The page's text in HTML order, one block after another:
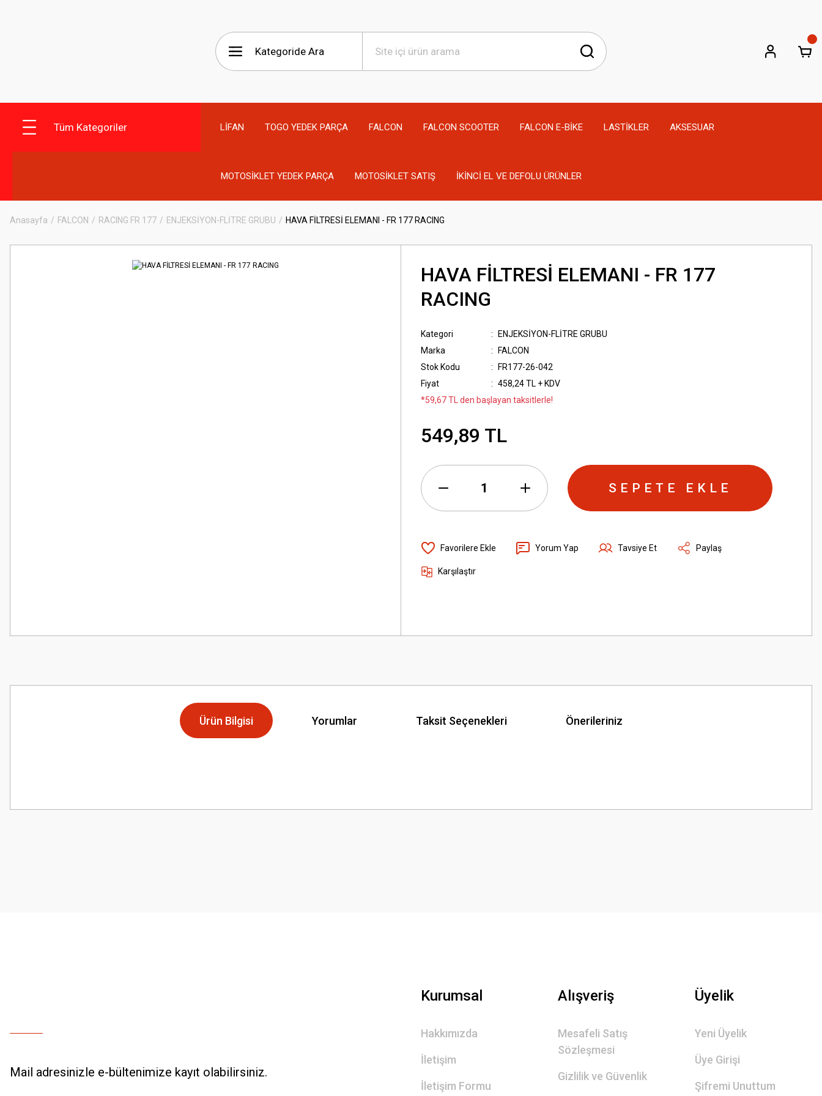
Tüm Kategoriler LİFAN TOGO YEDEK PARÇA FALCON FALCON SCOOTER FALCON E-BİKE LASTİKLER AKSESUAR
MOTOSİKLET YEDEK PARÇA MOTOSİKLET SATIŞ İKİNCİ EL VE DEFOLU ÜRÜNLER
Anasayfa FALCON RACING FR 177 ENJEKSİYON-FLİTRE GRUBU HAVA FİLTRESİ ELEMANI - FR 177 RACING
HAVA FİLTRESİ ELEMANI - FR 177
RACING
Kategori
ENJEKSİYON-FLİTRE GRUBU
Marka
FALCON
Stok Kodu
FR177-26-042
Fiyat
458,24 TL + KDV
*59,67 TL den başlayan taksitlerle!
549,89 TL
SEPETE EKLE
Yorum Yap Tavsiye Et Paylaş
Karşılaştır
Ürün Bilgisi Yorumlar Taksit Seçenekleri Önerileriniz
Görüş ve önerileriniz için teşekkür ederiz.
Mail adresinizle e-bültenimize kayıt olabilirsiniz.
Kurumsal
Hakkımızda
İletişim
İletişim Formu
Alışveriş
Mesafeli Satış
Sözleşmesi
Gizlilik ve Güvenlik
Üyelik
Yeni Üyelik
Üye Girişi
Şifremi Unuttum